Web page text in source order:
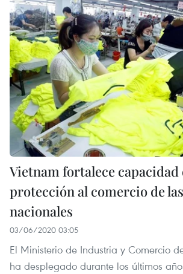
Vietnam fortalece capacidad
protección al comercio de
nacionales
03/06/2020 03:05
El Ministerio de Industria y Comercio
ha desplegado durante los últimos